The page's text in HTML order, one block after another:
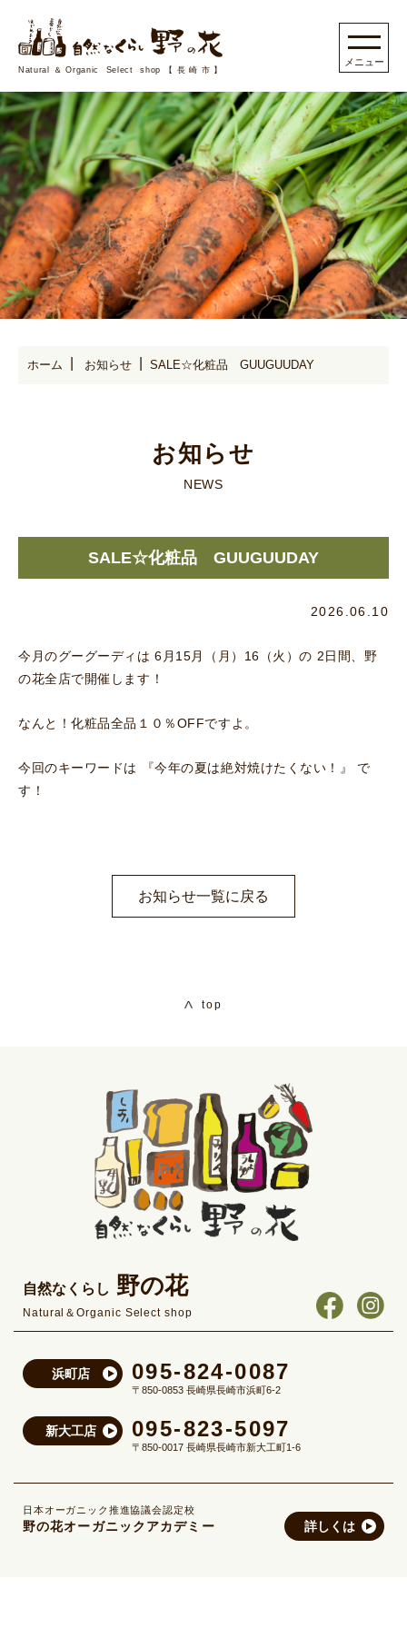
Natural＆Organic Select shop【長崎市】
ホーム お知らせ SALE☆化粧品 GUUGUUDAY
お知らせ
NEWS
SALE☆化粧品 GUUGUUDAY
2026.06.10
今月のグーグーディは 6月15月（月）16（火）の 2日間、野
の花全店で開催します！
なんと！化粧品全品１０％OFFですよ。
今回のキーワードは 『今年の夏は絶対焼けたくない！』 で
す！
お知らせ一覧に戻る
top
自然なくらし 野の花
Natural＆Organic Select shop
浜町店 095-824-0087
〒850-0853 長崎県長崎市浜町6-2
新大工店 095-823-5097
〒850-0017 長崎県長崎市新大工町1-6
日本オーガニック推進協議会認定校
野の花オーガニックアカデミー 詳しくは